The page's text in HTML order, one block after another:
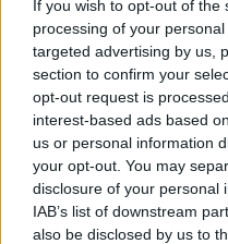
If you wish to opt-out of
processing of your
targeted advertising by us,
section to confirm your
opt-out request is
interest-based ads based
us or personal information
your opt-out. You may
disclosure of your personal
IAB’s list of downstream
also be disclosed by us to
Najnowsze
05 sierpnia 2026 | 21:23
Przewodniczący KEP na
05 sierpnia 2026 | 20:38
Kard. Kikuchi z okazji
05 sierpnia 2026 | 20:00